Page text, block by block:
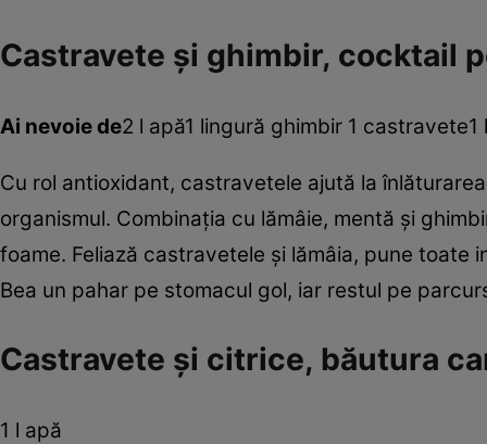
Castravete şi ghimbir, cocktail
Ai nevoie de2 l apă1 lingură ghimbir 1
Cu rol antioxidant, castravetele ajută la
organismul. Combinaţia cu lămâie, mentă şi
foame. Feliază castravetele şi lămâia, pune
Bea un pahar pe stomacul gol, iar restul pe
Castravete şi citrice, băutura
1 l apă